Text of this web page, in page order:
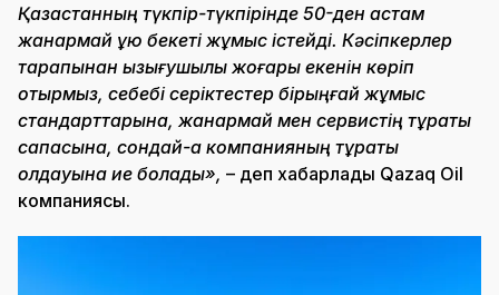
Қазақстанның түкпір-түкпірінде 50-ден астам
жанармай құю бекеті жұмыс істейді. Кәсіпкерлер
тарапынан қызығушылық жоғары екенін көріп
отырмыз, себебі серіктестер бірыңғай жұмыс
стандарттарына, жанармай мен сервистің тұрақты
сапасына, сондай-ақ компанияның тұрақты
қолдауына ие болады», – деп хабарлады Qazaq Oil
компаниясы.